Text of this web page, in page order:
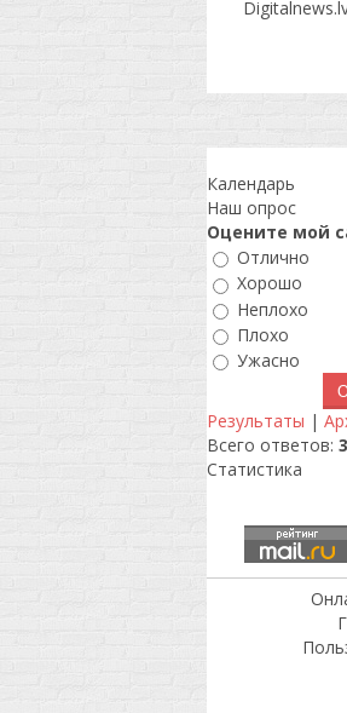
Календарь
Наш опрос
Оцените мой
Отлично
Хорошо
Неплохо
Плохо
Ужасно
Результаты |
Всего ответов:
Статистика